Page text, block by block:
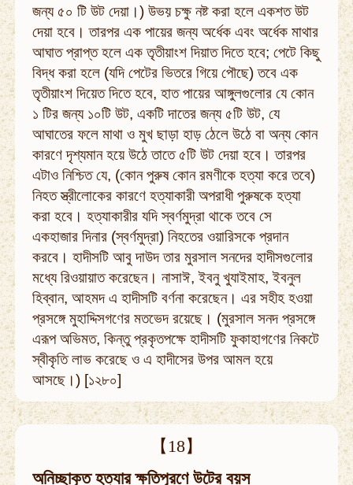
জন্য ৫০ টি উট দেয়া।) উভয় চক্ষু নষ্ট করা হলে একশত উট
দেয়া হবে। তারপর এক পায়ের জন্য অর্ধেক এবং অর্ধেক মাথার
আঘাত প্রাপ্ত হলে এক তৃতীয়াংশ দিয়াত দিতে হবে; পেটে কিছু
বিদ্ধ করা হলে (যদি পেটের ভিতরে গিয়ে পৌছে) তবে এক
তৃতীয়াংশ দিয়েত দিতে হবে, হাত পায়ের আঙ্গুলগুলোর যে কোন
১ টির জন্য ১০টি উট, একটি দাতের জন্য ৫টি উট, যে
আঘাতের ফলে মাথা ও মুখ ছাড়া হাড় ঠেলে উঠে বা অন্য কোন
কারণে দৃশ্যমান হয়ে উঠে তাতে ৫টি উট দেয়া হবে। তারপর
এটাও নিশ্চিত যে, (কোন পুরুষ কোন রমণীকে হত্যা করে তবে)
নিহত স্ত্রীলোকের কারণে হত্যাকারী অপরাধী পুরুষকে হত্যা
করা হবে। হত্যাকারীর যদি স্বর্ণমুদ্রা থাকে তবে সে
একহাজার দিনার (স্বর্ণমুদ্রা) নিহতের ওয়ারিসকে প্রদান
করবে। হাদীসটি আবু দাউদ তার মুরসাল সনদের হাদীসগুলোর
মধ্যে রিওয়ায়াত করেছেন। নাসাঈ, ইবনু খুযাইমাহ, ইবনুল
হিব্বান, আহমদ এ হাদীসটি বর্ণনা করেছেন। এর সহীহ হওয়া
প্রসঙ্গে মুহাদ্দিসগণের মতভেদ রয়েছে। (মুরসাল সনদ প্রসঙ্গে
এরূপ অভিমত, কিন্তু প্রকৃতপক্ষে হাদীসটি ফুকাহাগণের নিকটে
স্বীকৃতি লাভ করেছে ও এ হাদীসের উপর আমল হয়ে
আসছে।) [১২৮০]
【18】
অনিচ্ছাকৃত হত্যার ক্ষতিপূরণে উটের বয়স